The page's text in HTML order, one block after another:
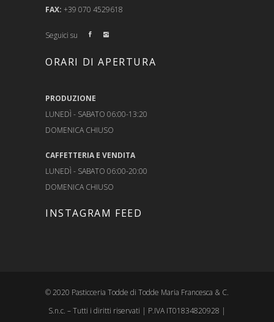
FAX: +39 070 4529618
Seguici su
ORARI DI APERTURA
PRODUZIONE
LUNEDÌ - SABATO 06:00-13:20
DOMENICA CHIUSO
CAFFETTERIA E VENDITA
LUNEDÌ - SABATO 06:00-20:00
DOMENICA CHIUSO
INSTAGRAM FEED
© 2020 Pasticceria Todde di Todde Maria Francesca & C.
S.n.c. – Tutti i diritti riservati | P.IVA IT01834820928 |